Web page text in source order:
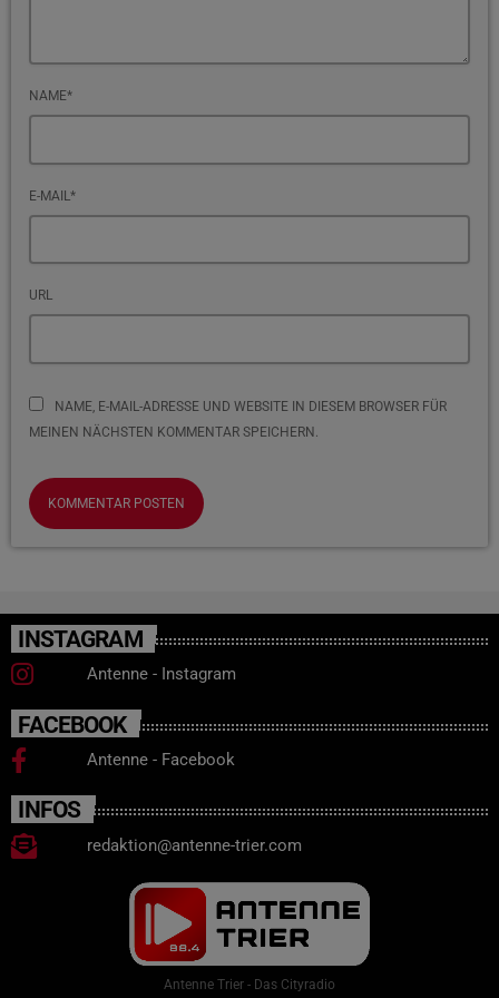
NAME*
E-MAIL*
URL
NAME, E-MAIL-ADRESSE UND WEBSITE IN DIESEM BROWSER FÜR
MEINEN NÄCHSTEN KOMMENTAR SPEICHERN.
INSTAGRAM
Antenne - Instagram
FACEBOOK
Antenne - Facebook
INFOS
redaktion@antenne-trier.com
Antenne Trier - Das Cityradio